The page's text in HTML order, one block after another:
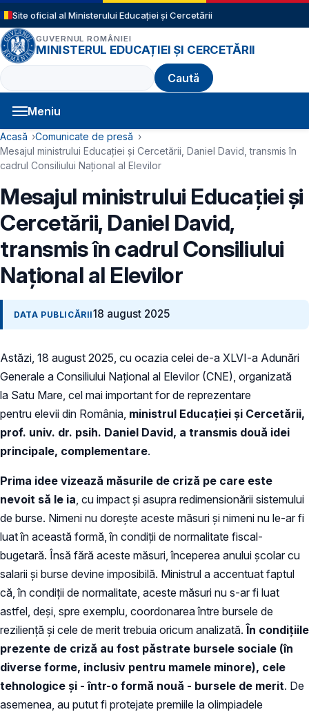
Sari la conținutul principal
Site oficial al Ministerului Educației și Cercetării
GUVERNUL ROMÂNIEI
MINISTERUL EDUCAȚIEI ȘI CERCETĂRII
Caută
Meniu
Navigație principală
Cale de navigare
Acasă
Comunicate de presă
Mesajul ministrului Educației și Cercetării, Daniel David, transmis în
cadrul Consiliului Național al Elevilor
Mesajul ministrului Educației și
Cercetării, Daniel David,
transmis în cadrul Consiliului
Național al Elevilor
DATA PUBLICĂRII18 august 2025
Astăzi, 18 august 2025, cu ocazia celei de-a XLVI-a Adunări
Generale a Consiliului Național al Elevilor (CNE), organizată
la Satu Mare, cel mai important for de reprezentare
pentru elevii din România, ministrul Educației și Cercetării,
prof. univ. dr. psih. Daniel David, a transmis două idei
principale, complementare.
Prima idee vizează măsurile de criză pe care este
nevoit să le ia , cu impact și asupra redimensionării sistemului
de burse. Nimeni nu dorește aceste măsuri și nimeni nu le-ar fi
luat în această formă, în condiții de normalitate fiscal-
bugetară. Însă fără aceste măsuri, începerea anului școlar cu
salarii și burse devine imposibilă. Ministrul a accentuat faptul
că, în condiții de normalitate, aceste măsuri nu s-ar fi luat
astfel, deși, spre exemplu, coordonarea între bursele de
reziliență și cele de merit trebuia oricum analizată. În condițiile
prezente de criză au fost păstrate bursele sociale (în
diverse forme, inclusiv pentru mamele minore), cele
tehnologice și - într-o formă nouă - bursele de merit. De
asemenea, au putut fi protejate premiile la olimpiadele